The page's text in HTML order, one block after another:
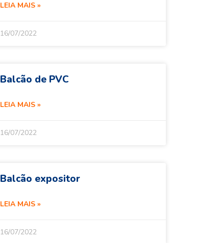
LEIA MAIS »
16/07/2022
Balcão de PVC
LEIA MAIS »
16/07/2022
Balcão expositor
LEIA MAIS »
16/07/2022